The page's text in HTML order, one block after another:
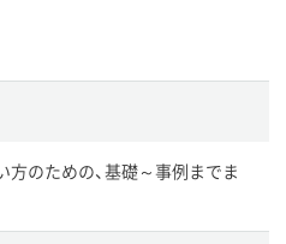
のための、基礎～事例までま